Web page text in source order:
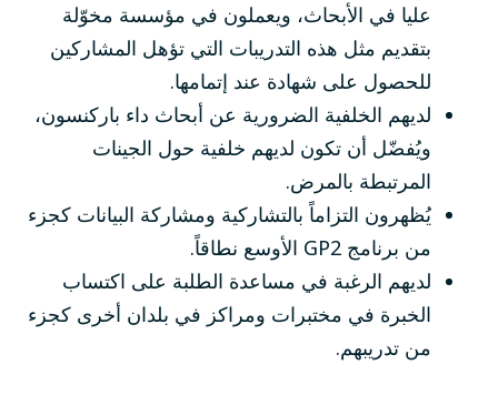
عليا في الأبحاث، ويعملون في مؤسسة مخوّلة
بتقديم مثل هذه التدريبات التي تؤهل المشاركين
للحصول على شهادة عند إتمامها.
لديهم الخلفية الضرورية عن أبحاث داء باركنسون،
ويُفضّل أن تكون لديهم خلفية حول الجينات
المرتبطة بالمرض.
يُظهرون التزاماً بالتشاركية ومشاركة البيانات كجزء
من برنامج GP2 الأوسع نطاقاً.
لديهم الرغبة في مساعدة الطلبة على اكتساب
الخبرة في مختبرات ومراكز في بلدان أخرى كجزء
من تدريبهم.